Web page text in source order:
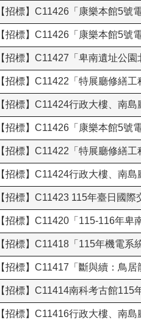
【招標】C11426「康樂本館5號
【招標】C11426「康樂本館5號
【招標】C11427「卑南遺址公
【招標】C11422「特展廳修繕工
【招標】C11424行政大樓、南
【招標】C11426「康樂本館5號
【招標】C11422「特展廳修繕工
【招標】C11424行政大樓、南
【招標】C11423 115年臺日國
【招標】C11420「115-116年卑
【招標】C11418「115年機電系
【招標】C11417「斷與續：鳥
【招標】C11414南科考古館115
【招標】C11416行政大樓、南